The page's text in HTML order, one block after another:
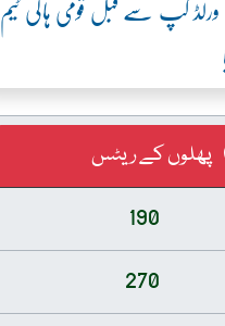
پھلوں کے ریٹس
190
270